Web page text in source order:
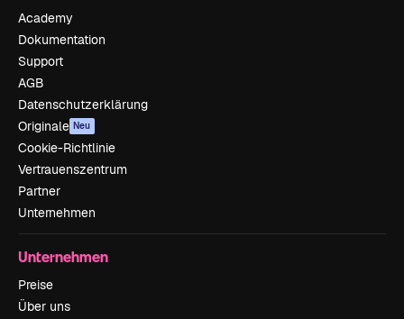
Academy
Dokumentation
Support
AGB
Datenschutzerklärung
Originale Neu
Cookie-Richtlinie
Vertrauenszentrum
Partner
Unternehmen
Unternehmen
Preise
Über uns